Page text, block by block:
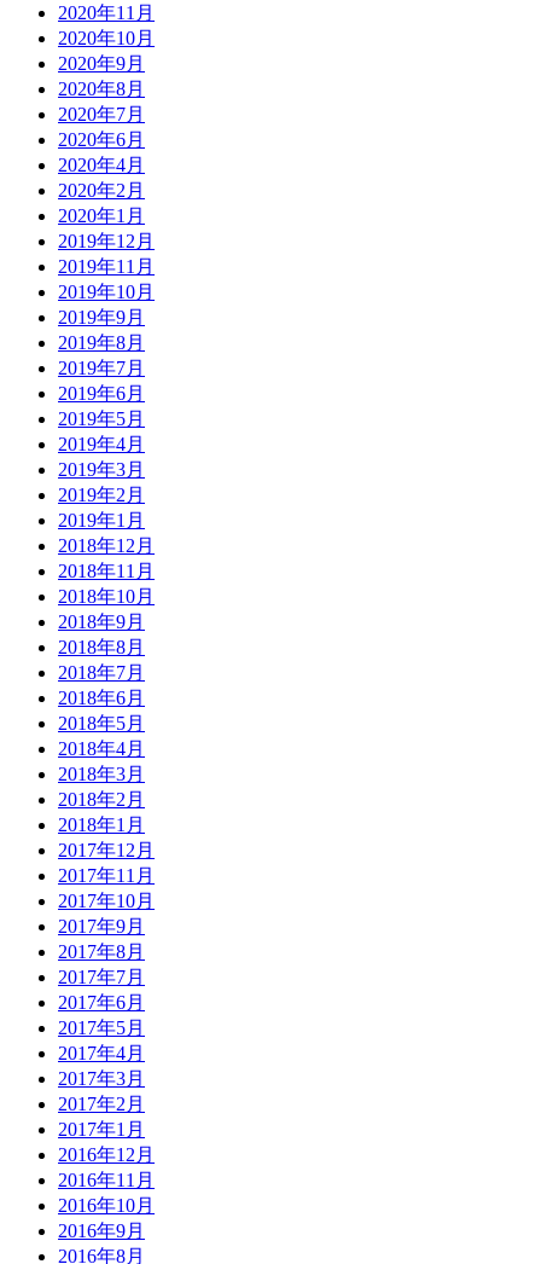
2020年11月
2020年10月
2020年9月
2020年8月
2020年7月
2020年6月
2020年4月
2020年2月
2020年1月
2019年12月
2019年11月
2019年10月
2019年9月
2019年8月
2019年7月
2019年6月
2019年5月
2019年4月
2019年3月
2019年2月
2019年1月
2018年12月
2018年11月
2018年10月
2018年9月
2018年8月
2018年7月
2018年6月
2018年5月
2018年4月
2018年3月
2018年2月
2018年1月
2017年12月
2017年11月
2017年10月
2017年9月
2017年8月
2017年7月
2017年6月
2017年5月
2017年4月
2017年3月
2017年2月
2017年1月
2016年12月
2016年11月
2016年10月
2016年9月
2016年8月